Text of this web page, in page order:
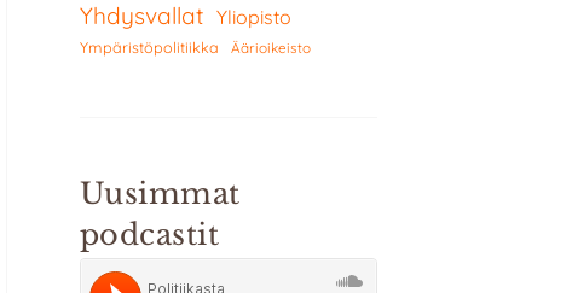
Yhdysvallat Yliopisto
Ympäristöpolitiikka Äärioikeisto
Uusimmat
podcastit